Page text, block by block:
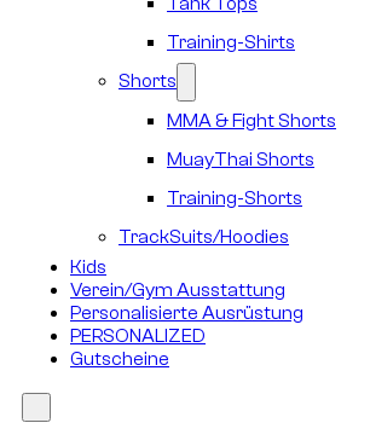
Training-Shirts
Shorts
MMA & Fight Shorts
MuayThai Shorts
Training-Shorts
TrackSuits/Hoodies
Kids
Verein/Gym Ausstattung
Personalisierte Ausrüstung
PERSONALIZED
Gutscheine